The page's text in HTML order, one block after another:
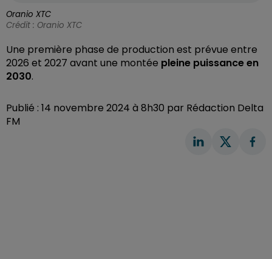
Oranio XTC
Crédit : Oranio XTC
Une première phase de production est prévue entre
2026 et 2027 avant une montée pleine puissance en
2030.
Publié : 14 novembre 2024 à 8h30 par Rédaction Delta
FM